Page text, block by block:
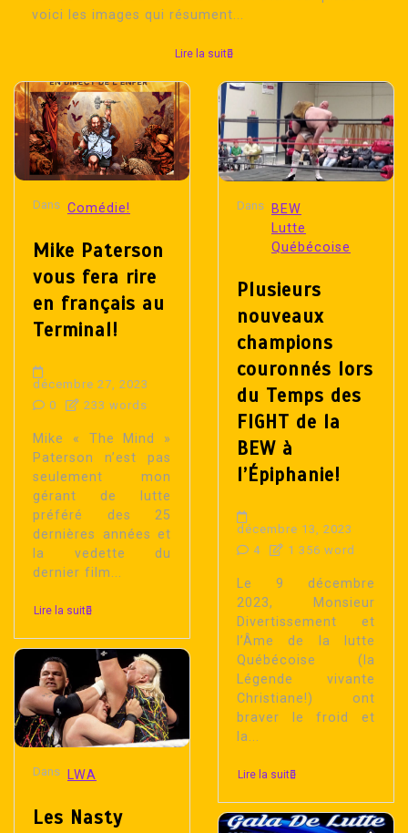
voici les images qui résument...
Lire la suite
Dans Comédie!
Mike Paterson
vous fera rire
en français au
Terminal!
décembre 27, 2023
0
233 words
Mike « The Mind »
Paterson n’est pas
seulement mon
gérant de lutte
préféré des 25
dernières années et
la vedette du
dernier film...
Lire la suite
Dans LWA
Les Nasty
Dans
BEW
Lutte
Québécoise
Plusieurs
nouveaux
champions
couronnés lors
du Temps des
FIGHT de la
BEW à
l’Épiphanie!
décembre 13, 2023
4
1 356 word
Le 9 décembre
2023, Monsieur
Divertissement et
l’Âme de la lutte
Québécoise (la
Légende vivante
Christiane!) ont
braver le froid et
la...
Lire la suite